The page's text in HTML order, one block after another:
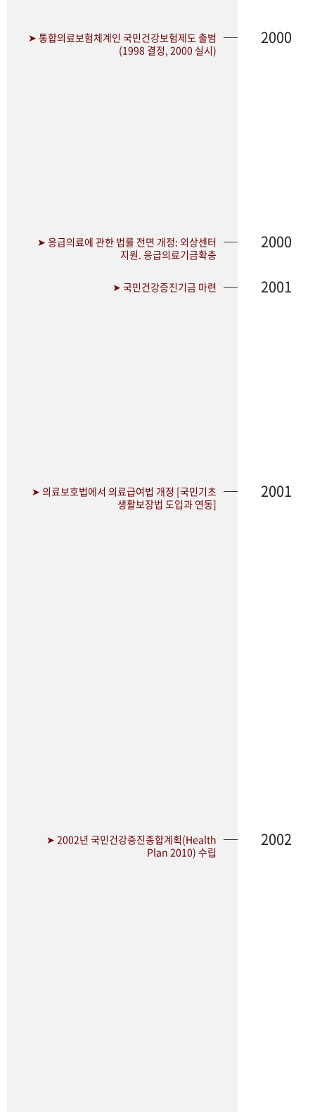
➤ 통합의료보험체계인 국민건강보험제도 출범
(1998 결정, 2000 실시)
2000
➤ 응급의료에 관한 법률 전면 개정: 외상센터
지원. 응급의료기금확충
2000
➤ 국민건강증진기금 마련 2001
➤ 의료보호법에서 의료급여법 개정 [국민기초
생활보장법 도입과 연동]
2001
➤ 2002년 국민건강증진종합계획(Health
Plan 2010) 수립
2002